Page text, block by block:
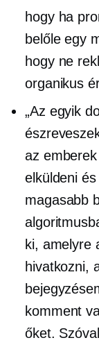
hogy ha
belőle egy
hogy ne
organikus
„Az egyik
az
elküldeni
magasabb
ki, amelyre
hivatkozni,
komment
őket.